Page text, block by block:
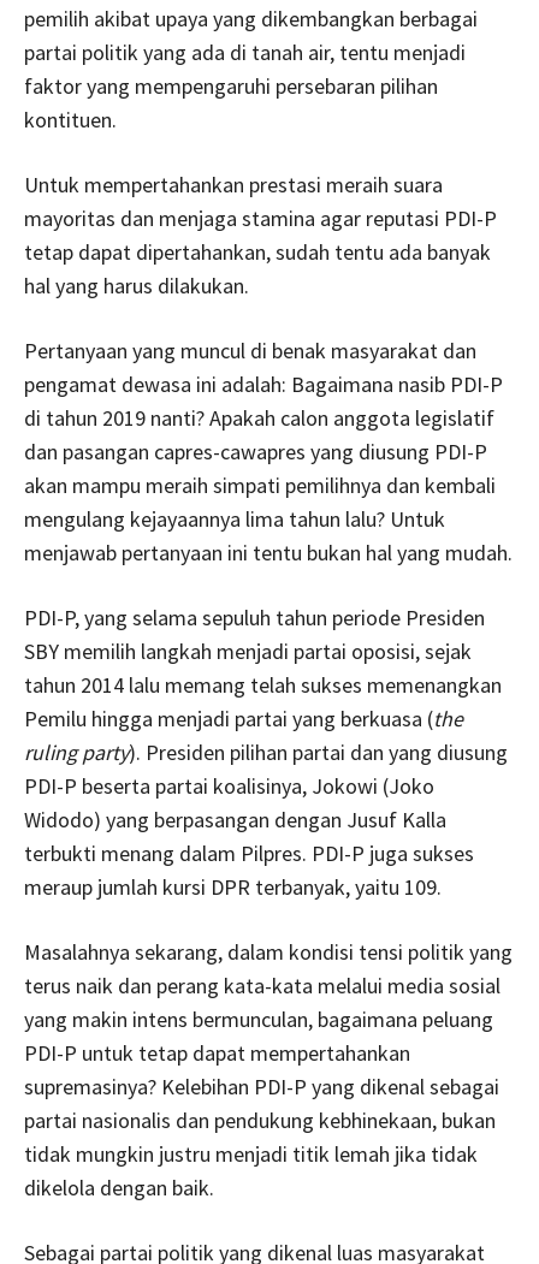
pemilih akibat upaya yang dikembangkan berbagai
partai politik yang ada di tanah air, tentu menjadi
faktor yang mempengaruhi persebaran pilihan
kontituen.
Untuk mempertahankan prestasi meraih suara
mayoritas dan menjaga stamina agar reputasi PDI-P
tetap dapat dipertahankan, sudah tentu ada banyak
hal yang harus dilakukan.
Pertanyaan yang muncul di benak masyarakat dan
pengamat dewasa ini adalah: Bagaimana nasib PDI-P
di tahun 2019 nanti? Apakah calon anggota legislatif
dan pasangan capres-cawapres yang diusung PDI-P
akan mampu meraih simpati pemilihnya dan kembali
mengulang kejayaannya lima tahun lalu? Untuk
menjawab pertanyaan ini tentu bukan hal yang mudah.
PDI-P, yang selama sepuluh tahun periode Presiden
SBY memilih langkah menjadi partai oposisi, sejak
tahun 2014 lalu memang telah sukses memenangkan
Pemilu hingga menjadi partai yang berkuasa (the
ruling party). Presiden pilihan partai dan yang diusung
PDI-P beserta partai koalisinya, Jokowi (Joko
Widodo) yang berpasangan dengan Jusuf Kalla
terbukti menang dalam Pilpres. PDI-P juga sukses
meraup jumlah kursi DPR terbanyak, yaitu 109.
Masalahnya sekarang, dalam kondisi tensi politik yang
terus naik dan perang kata-kata melalui media sosial
yang makin intens bermunculan, bagaimana peluang
PDI-P untuk tetap dapat mempertahankan
supremasinya? Kelebihan PDI-P yang dikenal sebagai
partai nasionalis dan pendukung kebhinekaan, bukan
tidak mungkin justru menjadi titik lemah jika tidak
dikelola dengan baik.
Sebagai partai politik yang dikenal luas masyarakat